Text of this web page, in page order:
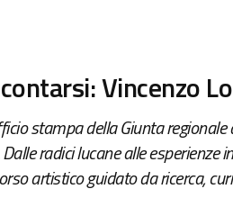
Vincenzo
stampa della Giunta
Dalle radici lucane alle
artistico guidato da ricerca,